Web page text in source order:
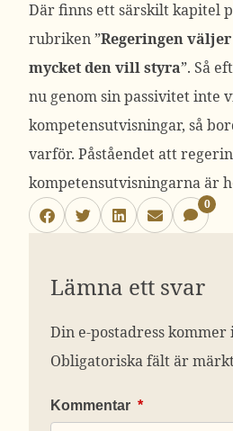
Där finns ett särskilt kapitel
rubriken ”Regeringen
mycket den vill styra”. Så
nu genom sin passivitet inte
kompetensutvisningar, så
varför. Påståendet att
kompetensutvisningarna är
0
Lämna ett svar
Din e-postadress
Obligatoriska fält är
Kommentar *